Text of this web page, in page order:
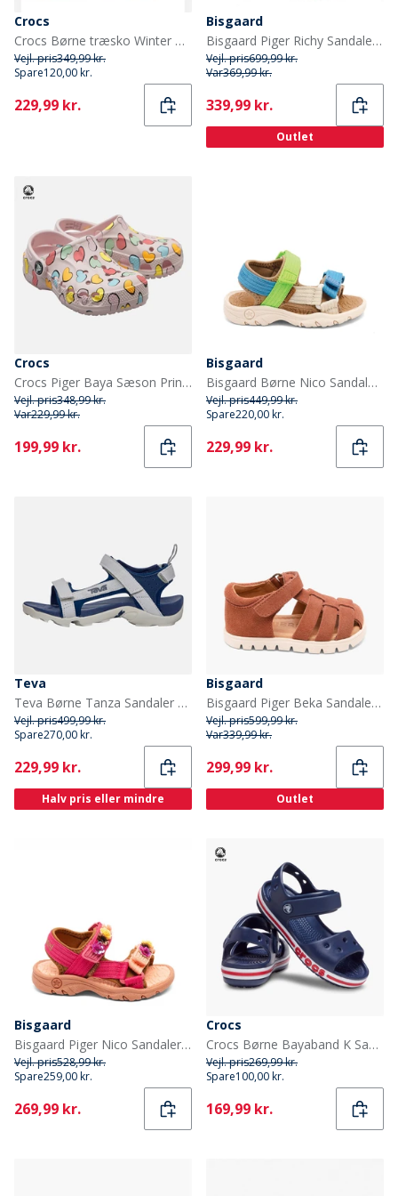
Crocs
Crocs Børne træsko Winter White
Vejl. pris349,99 kr.
Spare120,00 kr.
Current
229,99 kr.
Bisgaard
Bisgaard Piger Richy Sandaler Peach
Vejl. pris699,99 kr.
Var369,99 kr.
Current
339,99 kr.
Outlet
Crocs
Crocs Piger Baya Sæson Printet Træsko Barely Pink
Vejl. pris348,99 kr.
Var229,99 kr.
Current
199,99 kr.
Bisgaard
Bisgaard Børne Nico Sandaler Bright Green
Vejl. pris449,99 kr.
Spare220,00 kr.
Current
229,99 kr.
Teva
Teva Børne Tanza Sandaler Grå/Navy
Vejl. pris499,99 kr.
Spare270,00 kr.
Current
229,99 kr.
Halv pris eller mindre
Bisgaard
Bisgaard Piger Beka Sandaler Rose
Vejl. pris599,99 kr.
Var339,99 kr.
Current
299,99 kr.
Outlet
Bisgaard
Bisgaard Piger Nico Sandaler Confetti Flower
Vejl. pris528,99 kr.
Spare259,00 kr.
Current
269,99 kr.
Crocs
Crocs Børne Bayaband K Sandaler Navy/Pepper
Vejl. pris269,99 kr.
Spare100,00 kr.
Current
169,99 kr.